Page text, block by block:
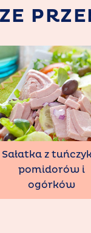
Sałatka z
pomidorów i
ogórków